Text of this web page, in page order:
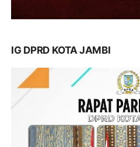
IG DPRD KOTA JAMBI